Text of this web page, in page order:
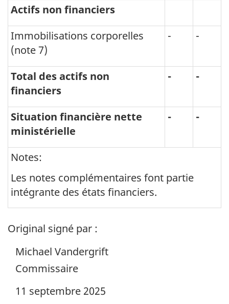
Actifs non financiers
Immobilisations corporelles
(note 7)
- -
Total des actifs non
financiers
- -
Situation financière nette
ministérielle
- -
Notes:
Les notes complémentaires font partie
intégrante des états financiers.
Original signé par :
Michael Vandergrift
Commissaire
11 septembre 2025